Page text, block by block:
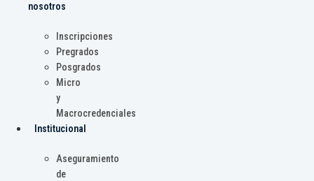
nosotros
Inscripciones
Pregrados
Posgrados
Micro
y
Macrocredenciales
Institucional
Aseguramiento
de